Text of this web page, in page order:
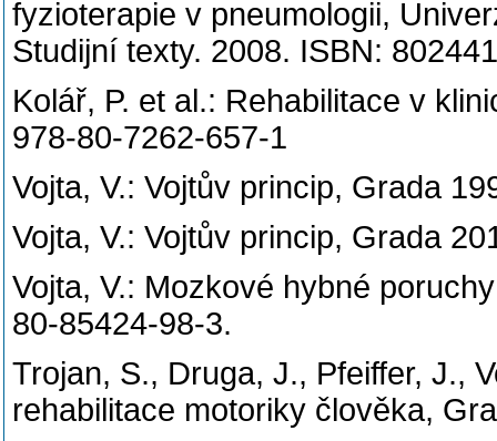
fyzioterapie v pneumologii,
Studijní texty. 2008. ISBN:
Kolář, P. et al.: Rehabilitace v
978-80-7262-657-1
Vojta, V.: Vojtův princip, Grada
Vojta, V.: Vojtův princip, Grada
Vojta, V.: Mozkové hybné
80-85424-98-3.
Trojan, S., Druga, J., Pfeiffer, J.,
rehabilitace motoriky člověka,